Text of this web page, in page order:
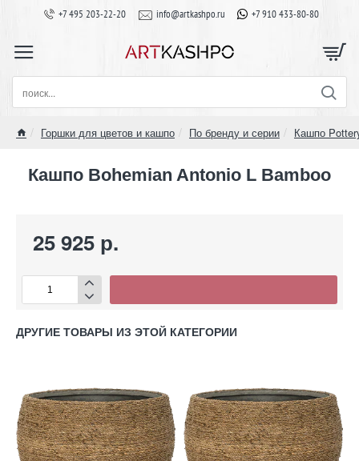
+7 495 203-22-20 info@artkashpo.ru +7 910 433-80-80
поиск...
Горшки для цветов и кашпо По бренду и серии Кашпо
Кашпо Bohemian Antonio L Bamboo
25 925 р.
ДРУГИЕ ТОВАРЫ ИЗ ЭТОЙ КАТЕГОРИИ